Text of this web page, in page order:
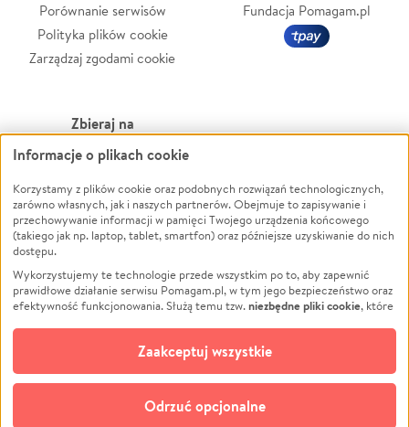
Porównanie serwisów
Polityka plików cookie
Zarządzaj zgodami cookie
Fundacja Pomagam.pl
Zbieraj na
Leczenie
Zwierzęta
Pożar
Ukraina
Pomoc Finansowa
Projekty
Pogrzeb
Społeczność lokalna
Kultura
Powódź
Wichura
NGO
Edukacja
Podróż
Impreza
Ochrona środowiska
Biznes
Informacje o plikach cookie
Korzystamy z plików cookie oraz podobnych rozwiązań technologicznych,
zarówno własnych, jak i naszych partnerów. Obejmuje to zapisywanie i
przechowywanie informacji w pamięci Twojego urządzenia końcowego
(takiego jak np. laptop, tablet, smartfon) oraz późniejsze uzyskiwanie do nich
dostępu.
Wykorzystujemy te technologie przede wszystkim po to, aby zapewnić
prawidłowe działanie serwisu Pomagam.pl, w tym jego bezpieczeństwo oraz
efektywność funkcjonowania. Służą temu tzw.niezbędne pliki cookie, które
opcjonalnych plików cookie
technologii do celów analitycznych i retargetingowych. Możesz wyrazić
zgodę na ich stosowanie lub jej odmówić. W dowolnym momencie masz
możliwość zmiany swoich preferencji na stronie „Zarządzaj zgodami cookie”,
do której link znajdziesz w stopce serwisu Pomagam.pl. Opcjonalne pliki
cookie wykorzystywane są w następujących celach:
Odrzuć opcjonalne
Zaakceptuj wszystkie